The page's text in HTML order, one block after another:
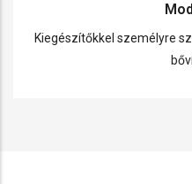
Kiegészítőkkel személyre